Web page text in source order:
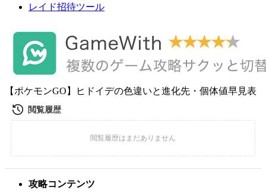
レイド招待ツール
【ポケモンGO】ヒドイデの色違いと進化先・個体値早見表
攻略コンテンツ